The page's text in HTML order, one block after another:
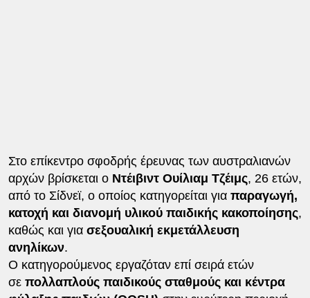
Στο επίκεντρο σφοδρής έρευνας των αυστραλιανών
αρχών βρίσκεται ο Ντέιβιντ Ουίλιαμ Τζέιμς, 26 ετών,
από το Σίδνεϊ, ο οποίος κατηγορείται για παραγωγή,
κατοχή και διανομή υλικού παιδικής κακοποίησης,
καθώς και για σεξουαλική εκμετάλλευση
ανηλίκων.
Ο κατηγορούμενος εργαζόταν επί σειρά ετών
σε πολλαπλούς παιδικούς σταθμούς και κέντρα